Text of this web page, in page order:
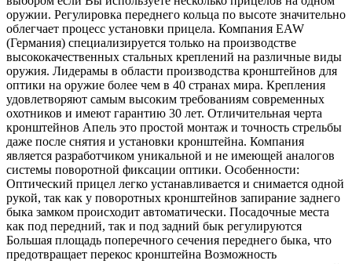
оружии. Регулировка переднего кольца по высоте значительно
облегчает процесс установки прицела. Компания EAW
(Германия) специализируется только на производстве
высококачественных стальных креплений на различные виды
оружия. Лидерамы в области производства кронштейнов для
оптики на оружие более чем в 40 странах мира. Крепления
удовлетворяют самым высоким требованиям современных
охотников и имеют гарантию 30 лет. Отличительная черта
кронштейнов Апель это простой монтаж и точность стрельбы
даже после снятия и установки кронштейна. Компания
является разработчиком уникальной и не имеющей аналогов
системы поворотной фиксации оптики. Особенности:
Оптический прицел легко устанавливается и снимается одной
рукой, так как у поворотных кронштейнов запирание заднего
быка замком происходит автоматически. Посадочные места
как под передний, так и под задний бык регулируются
Большая площадь поперечного сечения переднего быка, что
предотвращает перекос кронштейна Возможность